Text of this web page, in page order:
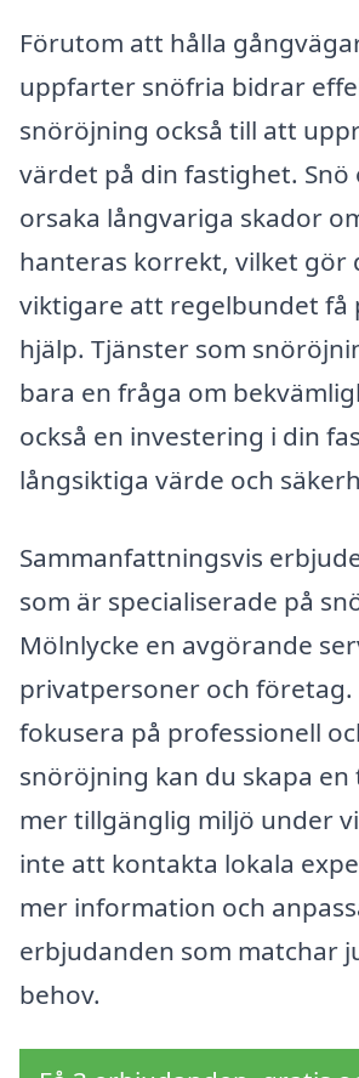
Förutom att hålla
uppfarter snöfria bidrar
snöröjning också till att
värdet på din fastighet. Snö
orsaka långvariga skador
hanteras korrekt, vilket gör
viktigare att regelbundet få
hjälp. Tjänster som
bara en fråga om
också en investering i din
långsiktiga värde och
Sammanfattningsvis
som är specialiserade på
Mölnlycke en avgörande
privatpersoner och företag.
fokusera på professionell
snöröjning kan du skapa
mer tillgänglig miljö under
inte att kontakta lokala
mer information och
erbjudanden som matchar
behov.